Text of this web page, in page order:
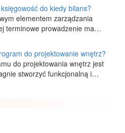
księgowość do kiedy bilans?
elementem zarządzania
terminowe prowadzenie ma…
do projektowanie wnętrz?
do projektowania wnętrz jest
stworzyć funkcjonalną i…